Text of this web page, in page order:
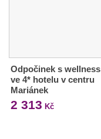
Odpočinek s wellness
ve 4* hotelu v centru
Mariánek
2 313 Kč